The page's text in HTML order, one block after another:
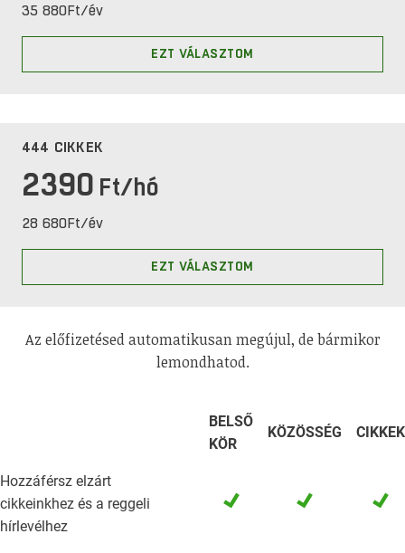
35 880Ft/év
EZT VÁLASZTOM
444 CIKKEK
2390 Ft/hó
28 680Ft/év
EZT VÁLASZTOM
Az előfizetésed automatikusan megújul, de bármikor
lemondhatod.
BELSŐ
KÖR
KÖZÖSSÉG CIKKEK
Hozzáférsz elzárt
cikkeinkhez és a reggeli
hírlevélhez
done done done